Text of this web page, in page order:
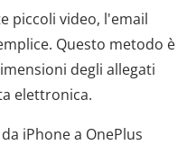
piccoli video, l'email
Questo metodo è
degli allegati
elettronica.
iPhone a OnePlus